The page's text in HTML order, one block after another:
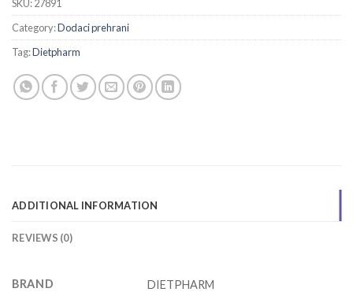
SKU:27891
Category:Dodaci prehrani
Tag:Dietpharm
ADDITIONAL INFORMATION
REVIEWS (0)
BRAND DIETPHARM